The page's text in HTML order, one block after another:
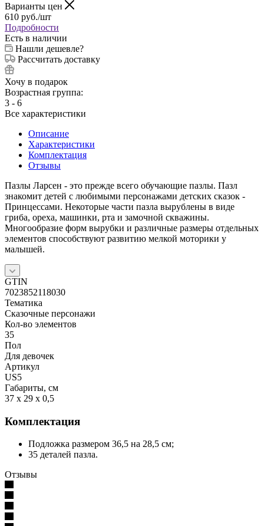
Варианты цен
610 руб./шт
Подробности
Есть в наличии
Нашли дешевле?
Рассчитать доставку
Хочу в подарок
Возрастная группа:
3 - 6
Все характеристики
Описание
Характеристики
Комплектация
Отзывы
Пазлы Ларсен - это прежде всего обучающие пазлы. Пазл
знакомит детей с любимыми персонажами детских сказок -
Принцессами. Некоторые части пазла вырублены в виде
гриба, ореха, машинки, рта и замочной скважины.
Многообразие форм вырубки и различные размеры отдельных
элементов способствуют развитию мелкой моторики у
малышей.
GTIN
7023852118030
Тематика
Сказочные персонажи
Кол-во элементов
35
Пол
Для девочек
Артикул
US5
Габариты, см
37 x 29 x 0,5
Комплектация
Подложка размером 36,5 на 28,5 см;
35 деталей пазла.
Отзывы